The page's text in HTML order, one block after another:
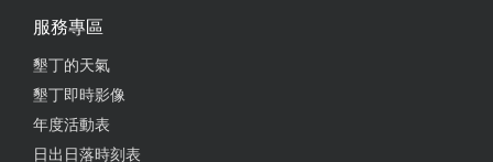
大人開甩尾車 小孩開跑車
服務專區
墾丁的天氣
墾丁即時影像
年度活動表
日出日落時刻表